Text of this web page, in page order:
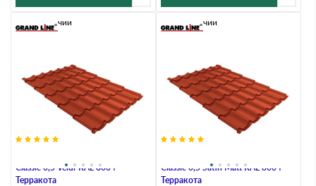
Classic 0,5 Velur RAL 8004
Терракота
В наличии
Classic 0,5 Satin Мatt RAL 8004
Терракота
В наличии